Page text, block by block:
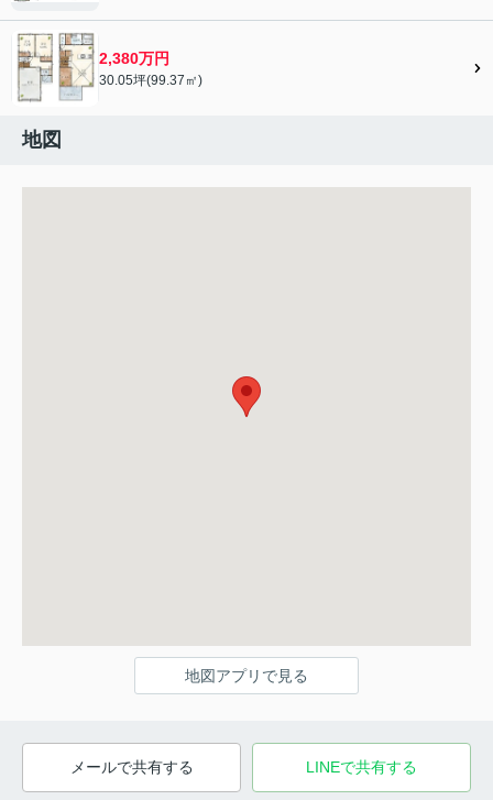
2,380万円
30.05坪(99.37㎡)
地図
地図アプリで見る
メールで共有する LINEで共有する